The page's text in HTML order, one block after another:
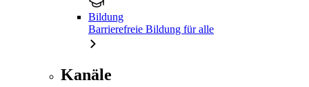
Bildung
Barrierefreie Bildung für alle
Kanäle